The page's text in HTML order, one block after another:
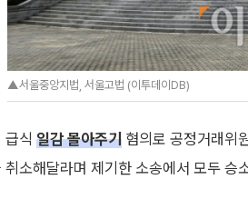
▲서울중앙지법, 서울고법 (이투데이DB)
급식 일감 몰아주기 혐의로 공정거래위
취소해달라며 제기한 소송에서 모두